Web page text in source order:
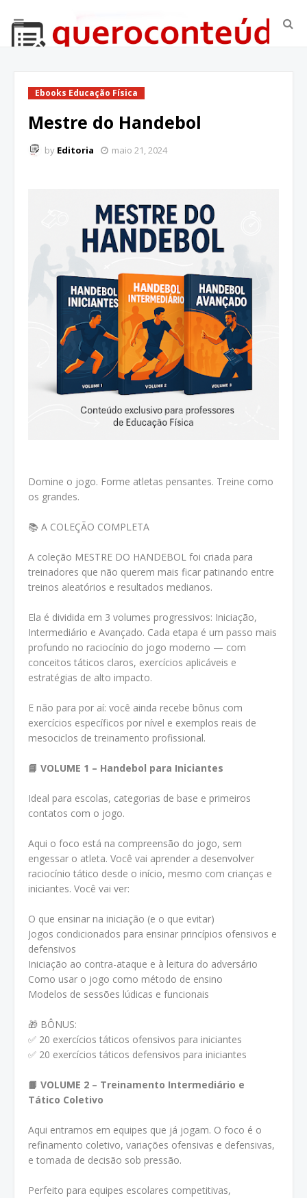
Ebooks Educação Física
Mestre do Handebol
by Editoria maio 21, 2024
Domine o jogo. Forme atletas pensantes. Treine como
os grandes.
📚 A COLEÇÃO COMPLETA
A coleção MESTRE DO HANDEBOL foi criada para
treinadores que não querem mais ficar patinando entre
treinos aleatórios e resultados medianos.
Ela é dividida em 3 volumes progressivos: Iniciação,
Intermediário e Avançado. Cada etapa é um passo mais
profundo no raciocínio do jogo moderno — com
conceitos táticos claros, exercícios aplicáveis e
estratégias de alto impacto.
E não para por aí: você ainda recebe bônus com
exercícios específicos por nível e exemplos reais de
mesociclos de treinamento profissional.
📘 VOLUME 1 – Handebol para Iniciantes
Ideal para escolas, categorias de base e primeiros
contatos com o jogo.
Aqui o foco está na compreensão do jogo, sem
engessar o atleta. Você vai aprender a desenvolver
raciocínio tático desde o início, mesmo com crianças e
iniciantes. Você vai ver:
O que ensinar na iniciação (e o que evitar)
Jogos condicionados para ensinar princípios ofensivos e
defensivos
Iniciação ao contra-ataque e à leitura do adversário
Como usar o jogo como método de ensino
Modelos de sessões lúdicas e funcionais
🎁 BÔNUS:
✅ 20 exercícios táticos ofensivos para iniciantes
✅ 20 exercícios táticos defensivos para iniciantes
📙 VOLUME 2 – Treinamento Intermediário e
Tático Coletivo
Aqui entramos em equipes que já jogam. O foco é o
refinamento coletivo, variações ofensivas e defensivas,
e tomada de decisão sob pressão.
Perfeito para equipes escolares competitivas,